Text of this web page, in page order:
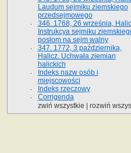
Laudum sejmiku ziemskiego
przedsejmowego
346. 1768, 26 września,
Instrukcya sejmiku
posłom na sejm walny
347. 1772, 3 października,
Halicz. Uchwała ziemian
halickich
Indeks nazw osób i
miejscowości
Indeks rzeczowy
Corrigenda
zwiń wszystkie
rozwiń